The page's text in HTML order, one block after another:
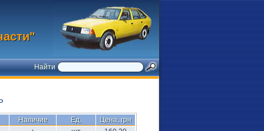
Найти
Наличие Ед.
Цена, грн